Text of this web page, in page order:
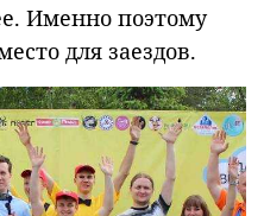
Именно поэтому
для заездов.